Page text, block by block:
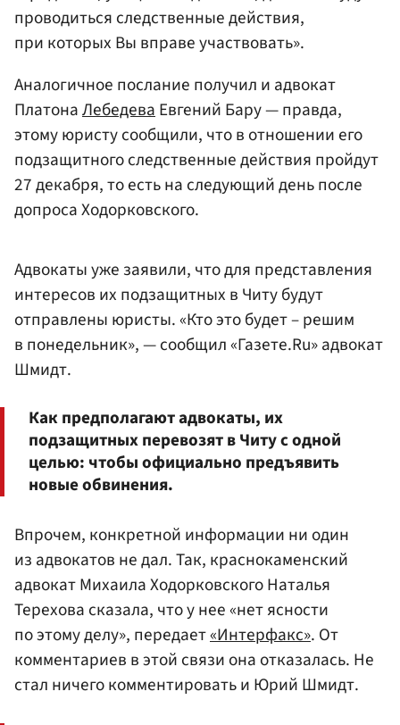
проводиться следственные действия,
при которых Вы вправе участвовать».
Аналогичное послание получил и адвокат
ПлатонаЛебедеваЕвгений Бару — правда,
этому юристу сообщили, что в отношении его
подзащитного следственные действия пройдут
27 декабря, то есть на следующий день после
допроса Ходорковского.
Адвокаты уже заявили, что для представления
интересов их подзащитных в Читу будут
отправлены юристы. «Кто это будет – решим
в понедельник», — сообщил «Газете.Ru» адвокат
Шмидт.
Как предполагают адвокаты, их
подзащитных перевозят в Читу с одной
целью: чтобы официально предъявить
новые обвинения.
Впрочем, конкретной информации ни один
из адвокатов не дал. Так, краснокаменский
адвокат Михаила Ходорковского Наталья
Терехова сказала, что у нее «нет ясности
по этому делу», передает«Интерфакс». От
комментариев в этой связи она отказалась. Не
стал ничего комментировать и Юрий Шмидт.